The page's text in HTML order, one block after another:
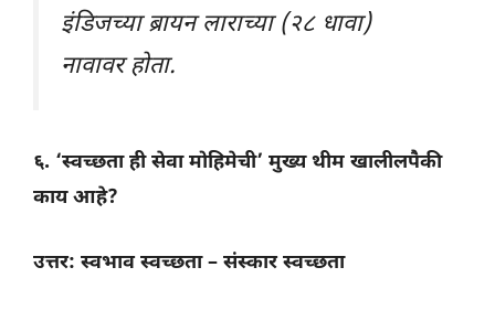
इंडिजच्या ब्रायन लाराच्या (२८ धावा)
नावावर होता.
६. ‘स्वच्छता ही सेवा मोहिमेची’ मुख्य थीम खालीलपैकी
काय आहे?
उत्तर: स्वभाव स्वच्छता – संस्कार स्वच्छता